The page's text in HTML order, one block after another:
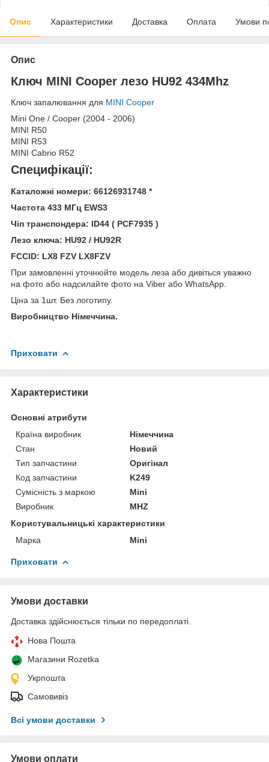
Опис Характеристики Доставка Оплата Умови
Опис
Ключ MINI Cooper лезо HU92 434Mhz
Ключ запалювання для MINI Cooper
Mini One / Cooper (2004 - 2006)
MINI R50
MINI R53
MINI Cabrio R52
Специфікації:
Каталожні номери: 66126931748 *
Частота 433 МГц EWS3
Чіп транспондера: ID44 ( PCF7935 )
Лезо ключа: HU92 / HU92R
FCCID: LX8 FZV LX8FZV
При замовленні уточнюйте модель леза або дивіться уважно
на фото або надсилайте фото на Viber або WhatsApp.
Ціна за 1шт. Без логотипу.
Виробництво Німеччина.
Приховати
Характеристики
Основні атрибути
Країна виробник
Німеччина
Стан
Новий
Тип запчастини
Оригінал
Код запчастини
K249
Сумісність з маркою
Mini
Виробник
MHZ
Користувальницькі характеристики
Марка
Mini
Приховати
Умови доставки
Доставка здійснюється тільки по передоплаті.
Нова Пошта
Магазини Rozetka
Укрпошта
Самовивіз
Всі умови доставки
Умови оплати